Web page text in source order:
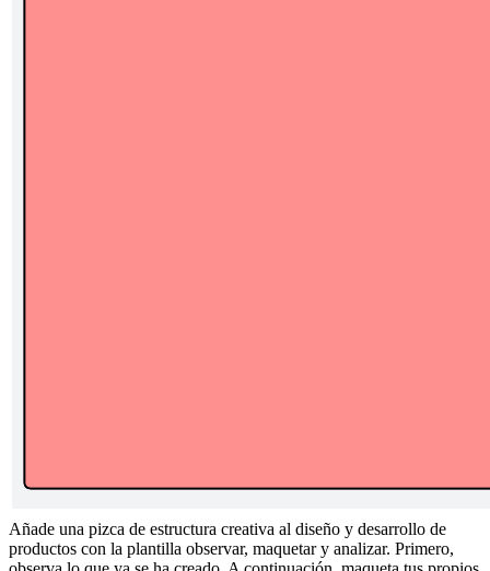
Añade una pizca de estructura creativa al diseño y desarrollo de
productos con la plantilla observar, maquetar y analizar. Primero,